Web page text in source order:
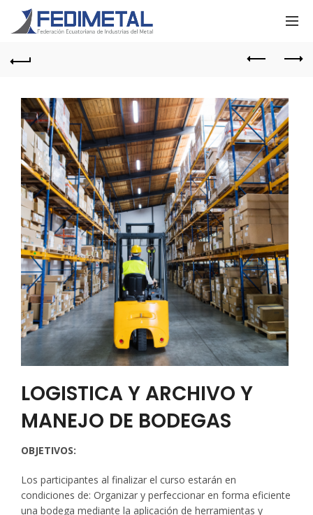
LOGISTICA Y ARCHIVO Y
MANEJO DE BODEGAS
OBJETIVOS:
Los participantes al finalizar el curso estarán en
condiciones de: Organizar y perfeccionar en forma eficiente
una bodega mediante la aplicación de herramientas y